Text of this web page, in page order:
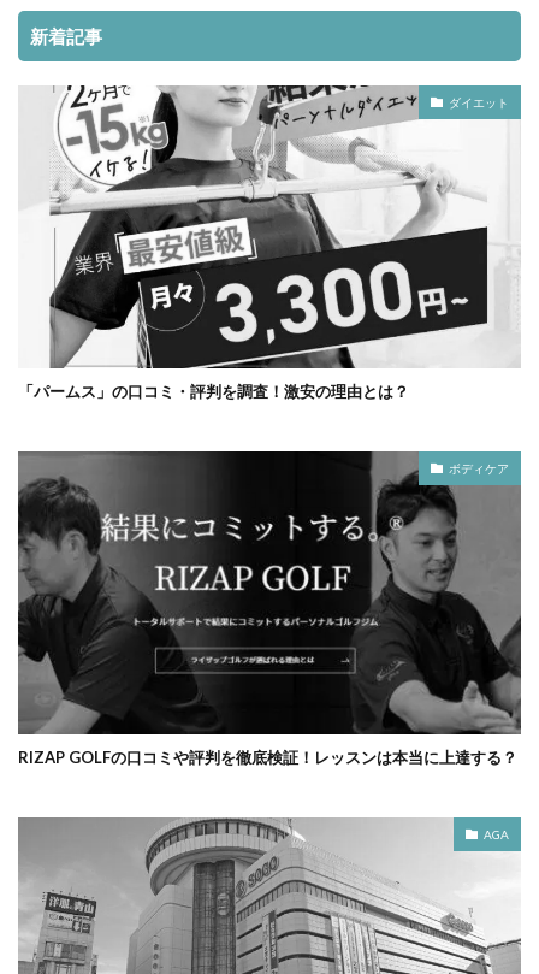
新着記事
ダイエット
「パームス」の口コミ・評判を調査！激安の理由とは？
ボディケア
RIZAP GOLFの口コミや評判を徹底検証！レッスンは本当に上達する？
AGA